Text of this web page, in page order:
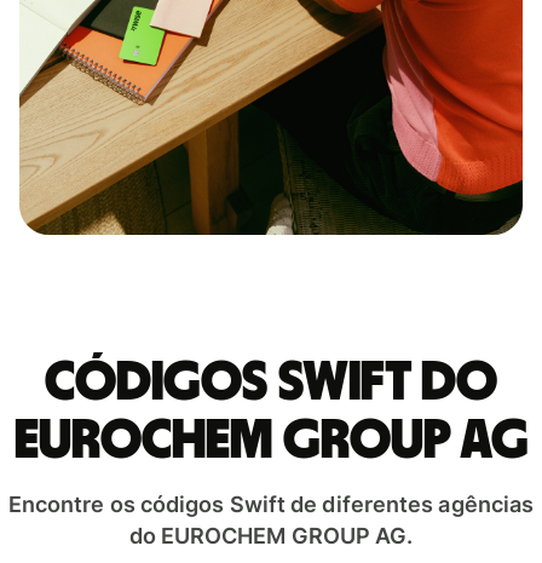
Códigos Swift do
EUROCHEM GROUP AG
Encontre os códigos Swift de diferentes agências
do EUROCHEM GROUP AG.